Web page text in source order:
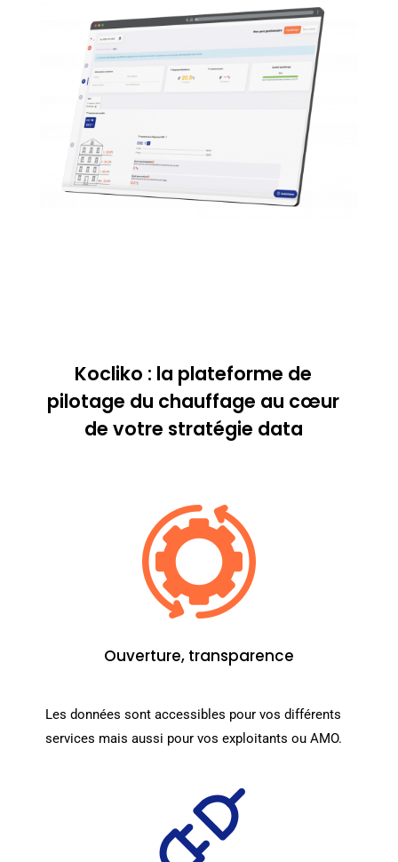
Kocliko : la plateforme de
pilotage du chauffage au cœur
de votre stratégie data
Ouverture, transparence
Les données sont accessibles pour vos différents
services mais aussi pour vos exploitants ou AMO.